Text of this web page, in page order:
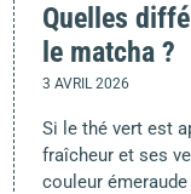
Quelles
le matcha ?
3 AVRIL 2026
Si le thé vert est
fraîcheur et ses
couleur